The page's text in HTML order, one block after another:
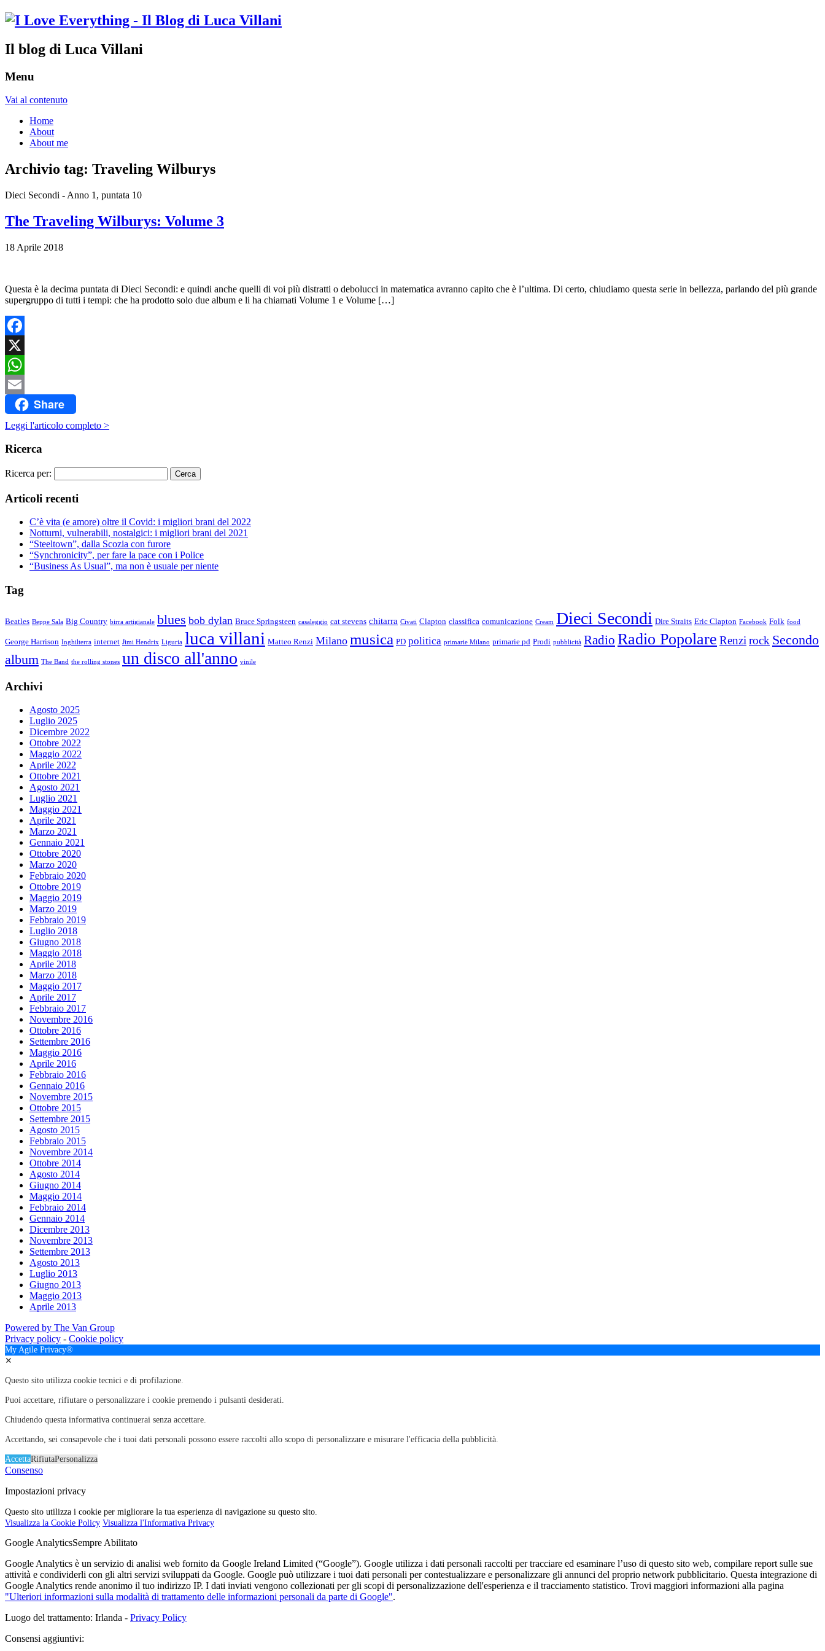
Il blog di Luca Villani
Menu
Vai al contenuto
Home
About
About me
Archivio tag: Traveling Wilburys
Dieci Secondi - Anno 1, puntata 10
The Traveling Wilburys: Volume 3
18 Aprile 2018
Questa è la decima puntata di Dieci Secondi: e quindi anche quelli di voi più distratti o debolucci in matematica avranno capito che è l’ultima. Di certo, chiudiamo questa serie in bellezza, parlando del più grande
supergruppo di tutti i tempi: che ha prodotto solo due album e li ha chiamati Volume 1 e Volume […]
Facebook
X
WhatsApp
Email Share
Leggi l'articolo completo >
Ricerca
Ricerca per:
Articoli recenti
C’è vita (e amore) oltre il Covid: i migliori brani del 2022
Notturni, vulnerabili, nostalgici: i migliori brani del 2021
“Steeltown”, dalla Scozia con furore
“Synchronicity”, per fare la pace con i Police
“Business As Usual”, ma non è usuale per niente
Tag
Beatles Beppe Sala Big Country birra artigianale blues bob dylan Bruce Springsteen casaleggio cat stevens chitarra Civati Clapton classifica comunicazione Cream Dieci Secondi Dire Straits Eric Clapton Facebook Folk food
George Harrison Inghilterra internet Jimi Hendrix Liguria luca villani Matteo Renzi Milano musica PD politica primarie Milano primarie pd Prodi pubblicità Radio Radio Popolare Renzi rock Secondo
album The Band the rolling stones un disco all'anno vinile
Archivi
Agosto 2025
Luglio 2025
Dicembre 2022
Ottobre 2022
Maggio 2022
Aprile 2022
Ottobre 2021
Agosto 2021
Luglio 2021
Maggio 2021
Aprile 2021
Marzo 2021
Gennaio 2021
Ottobre 2020
Marzo 2020
Febbraio 2020
Ottobre 2019
Maggio 2019
Marzo 2019
Febbraio 2019
Luglio 2018
Giugno 2018
Maggio 2018
Aprile 2018
Marzo 2018
Maggio 2017
Aprile 2017
Febbraio 2017
Novembre 2016
Ottobre 2016
Settembre 2016
Maggio 2016
Aprile 2016
Febbraio 2016
Gennaio 2016
Novembre 2015
Ottobre 2015
Settembre 2015
Agosto 2015
Febbraio 2015
Novembre 2014
Ottobre 2014
Agosto 2014
Giugno 2014
Maggio 2014
Febbraio 2014
Gennaio 2014
Dicembre 2013
Novembre 2013
Settembre 2013
Agosto 2013
Luglio 2013
Giugno 2013
Maggio 2013
Aprile 2013
Powered by The Van Group
Privacy policy - Cookie policy
My Agile Privacy®
✕
Questo sito utilizza cookie tecnici e di profilazione.
Puoi accettare, rifiutare o personalizzare i cookie premendo i pulsanti desiderati.
Chiudendo questa informativa continuerai senza accettare.
Accettando, sei consapevole che i tuoi dati personali possono essere raccolti allo scopo di personalizzare e misurare l'efficacia della pubblicità.
AccettaRifiutaPersonalizza
Consenso
Impostazioni privacy
Questo sito utilizza i cookie per migliorare la tua esperienza di navigazione su questo sito.
Visualizza la Cookie Policy Visualizza l'Informativa Privacy
Google AnalyticsSempre Abilitato
Google Analytics è un servizio di analisi web fornito da Google Ireland Limited (“Google”). Google utilizza i dati personali raccolti per tracciare ed esaminare l’uso di questo sito web, compilare report sulle sue
attività e condividerli con gli altri servizi sviluppati da Google. Google può utilizzare i tuoi dati personali per contestualizzare e personalizzare gli annunci del proprio network pubblicitario. Questa integrazione di
Google Analytics rende anonimo il tuo indirizzo IP. I dati inviati vengono collezionati per gli scopi di personalizzazione dell'esperienza e il tracciamento statistico. Trovi maggiori informazioni alla pagina
"Ulteriori informazioni sulla modalità di trattamento delle informazioni personali da parte di Google".
Luogo del trattamento: Irlanda - Privacy Policy
Consensi aggiuntivi: